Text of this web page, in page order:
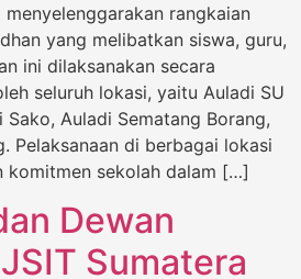
menyelenggarakan rangkaian
yang melibatkan siswa, guru,
ini dilaksanakan secara
seluruh lokasi, yaitu Auladi SU
Sako, Auladi Sematang Borang,
Pelaksanaan di berbagai lokasi
komitmen sekolah dalam […]
Dewan
Sumatera